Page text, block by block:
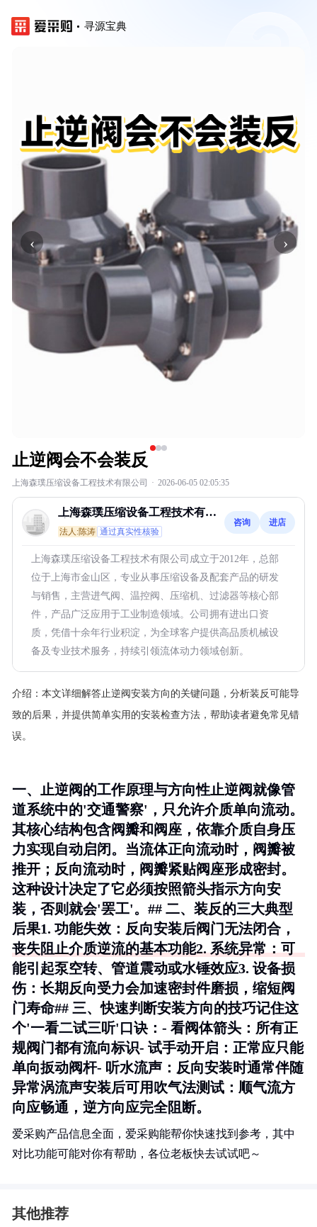
寻源宝典
‹ ›
止逆阀会不会装反
上海森璞压缩设备工程技术有限公司 · 2026-06-05 02:05:35
上海森璞压缩设备工程技术有限
公司
法人:陈涛 通过真实性核验
咨询 进店
上海森璞压缩设备工程技术有限公司成立于2012年，总部
位于上海市金山区，专业从事压缩设备及配套产品的研发
与销售，主营进气阀、温控阀、压缩机、过滤器等核心部
件，产品广泛应用于工业制造领域。公司拥有进出口资
质，凭借十余年行业积淀，为全球客户提供高品质机械设
备及专业技术服务，持续引领流体动力领域创新。
介绍： 本文详细解答止逆阀安装方向的关键问题，分析装反可能导
致的后果，并提供简单实用的安装检查方法，帮助读者避免常见错
误。
一、止逆阀的工作原理与方向性止逆阀就像管
道系统中的'交通警察'，只允许介质单向流动。
其核心结构包含阀瓣和阀座，依靠介质自身压
力实现自动启闭。当流体正向流动时，阀瓣被
推开；反向流动时，阀瓣紧贴阀座形成密封。
这种设计决定了它必须按照箭头指示方向安
装，否则就会'罢工'。## 二、装反的三大典型
后果1. 功能失效 ：反向安装后阀门无法闭合，
丧失阻止介质逆流的基本功能2. 系统异常 ：可
能引起泵空转、管道震动或水锤效应3. 设备损
伤：长期反向受力会加速密封件磨损，缩短阀
门寿命## 三、快速判断安装方向的技巧记住这
个'一看二试三听'口诀：- 看阀体箭头：所有正
规阀门都有流向标识- 试手动开启：正常应只能
单向扳动阀杆- 听水流声：反向安装时通常伴随
异常涡流声安装后可用吹气法测试：顺气流方
向应畅通，逆方向应完全阻断。
爱采购产品信息全面，爱采购能帮你快速找到参考，其中
对比功能可能对你有帮助，各位老板快去试试吧～
其他推荐